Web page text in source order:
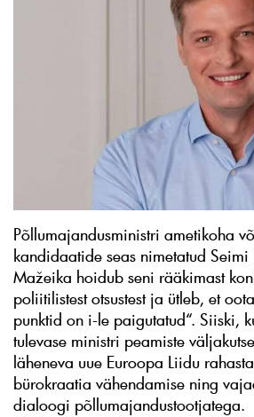
Põllumajandusministri ametikoha
kandidaatide seas nimetatud Seimi
Mažeika hoidub seni rääkimast
poliitilistest otsustest ja ütleb, et
punktid on i-le paigutatud“. Siiski,
tulevase ministri peamiste
läheneva uue Euroopa Liidu
bürokraatia vähendamise ning
dialoogi põllumajandustootjatega.